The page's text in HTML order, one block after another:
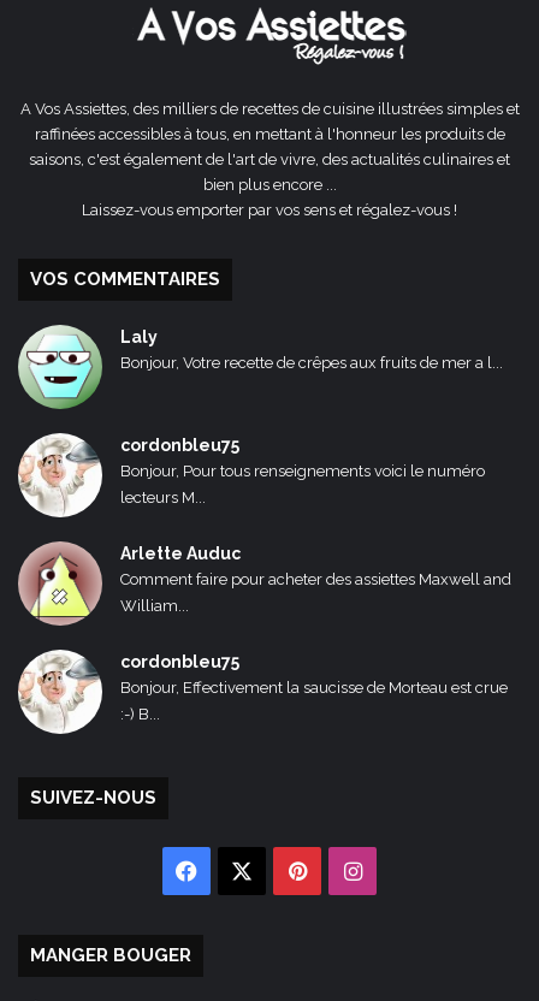
A Vos Assiettes, des milliers de recettes de cuisine illustrées simples et
raffinées accessibles à tous, en mettant à l'honneur les produits de
saisons, c'est également de l'art de vivre, des actualités culinaires et
bien plus encore ...
Laissez-vous emporter par vos sens et régalez-vous !
VOS COMMENTAIRES
Laly
Bonjour, Votre recette de crêpes aux fruits de mer a l...
cordonbleu75
Bonjour, Pour tous renseignements voici le numéro
lecteurs M...
Arlette Auduc
Comment faire pour acheter des assiettes Maxwell and
William...
cordonbleu75
Bonjour, Effectivement la saucisse de Morteau est crue
:-) B...
SUIVEZ-NOUS
Facebook PinterestInstagram
MANGER BOUGER